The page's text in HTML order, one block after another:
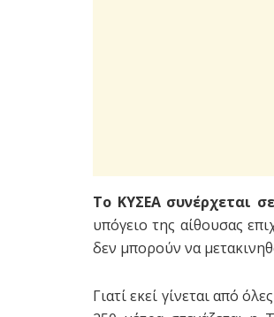
Το ΚΥΣΕΑ συνέρχεται
υπόγειο της αίθουσας
δεν μπορούν να
Γιατί εκεί γίνεται από